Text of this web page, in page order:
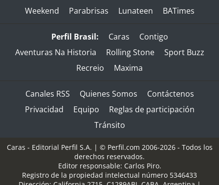
Weekend
Parabrisas Lunateen BATimes
Perfil Brasil: Caras
Contigo
Aventuras Na Historia
Rolling Stone
Sport Buzz
Recreio
Maxima
Canales RSS Quienes Somos
Contáctenos
Privacidad
Equipo
Reglas de participación
Tránsito
Caras - Editorial Perfil S.A. | © Perfil.com 2006-2026 - Todos los
derechos reservados.
Editor responsable: Carlos Piro.
Registro de la propiedad intelectual número 5346433